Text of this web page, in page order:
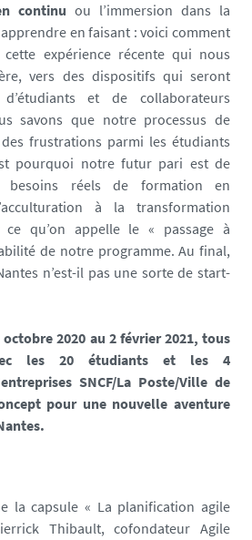
continu ou l’immersion dans la
en faisant : voici comment
expérience récente qui nous
vers des dispositifs qui seront
et de collaborateurs
savons que notre processus de
frustrations parmi les étudiants
pourquoi notre futur pari est de
besoins réels de formation en
à la transformation
ce qu’on appelle le « passage à
de notre programme. Au final,
n’est-il pas une sorte de start-
octobre 2020 au 2 février 2021, tous
les 20 étudiants et les 4
SNCF/La Poste/Ville de
pour une nouvelle aventure
la capsule « La planification agile
Thibault, cofondateur Agile